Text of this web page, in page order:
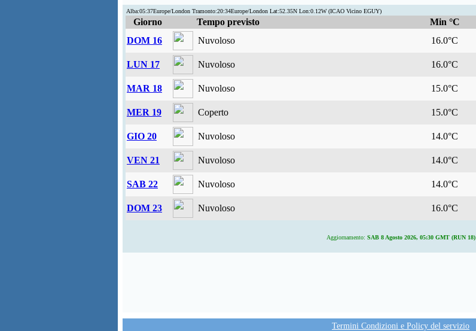
Alba:05:37Europe/London Tramonto:20:34Europe/London Lat:52.35N Lon:0.12W (ICAO Vicino EGUY)
Giorno Tempo previsto Min °C
DOM 16
Nuvoloso 16.0°C
LUN 17 Nuvoloso 16.0°C
MAR 18 Nuvoloso 15.0°C
MER 19 Coperto 15.0°C
GIO 20 Nuvoloso 14.0°C
VEN 21 Nuvoloso 14.0°C
SAB 22 Nuvoloso 14.0°C
DOM 23 Nuvoloso 16.0°C
Aggiornamento: SAB 8 Agosto 2026, 05:30 GMT (RUN 18)
Termini Condizioni e Policy del servizio